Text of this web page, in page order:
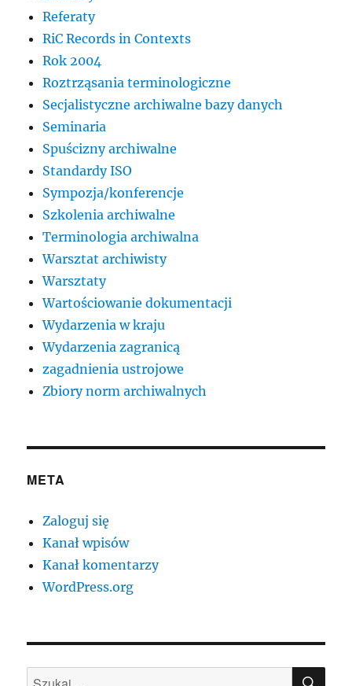
Referaty
RiC Records in Contexts
Rok 2004
Roztrząsania terminologiczne
Secjalistyczne archiwalne bazy danych
Seminaria
Spuścizny archiwalne
Standardy ISO
Sympozja/konferencje
Szkolenia archiwalne
Terminologia archiwalna
Warsztat archiwisty
Warsztaty
Wartościowanie dokumentacji
Wydarzenia w kraju
Wydarzenia zagranicą
zagadnienia ustrojowe
Zbiory norm archiwalnych
META
Zaloguj się
Kanał wpisów
Kanał komentarzy
WordPress.org
Szukaj: